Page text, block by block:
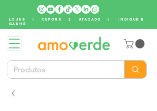
LOJAS | CUPONS |ATACADO | INDIQUE E
GANHE